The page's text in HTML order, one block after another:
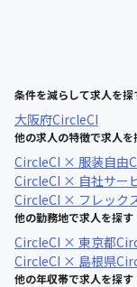
条件を減らして求人を探
大阪府CircleCI
他の求人の特徴で求人を
CircleCI × 服装自由
CircleCI × 自社サー
CircleCI × フレック
他の勤務地で求人を探す
CircleCI × 東京都
CircleCI × 島根県
他の年収帯で求人を探す